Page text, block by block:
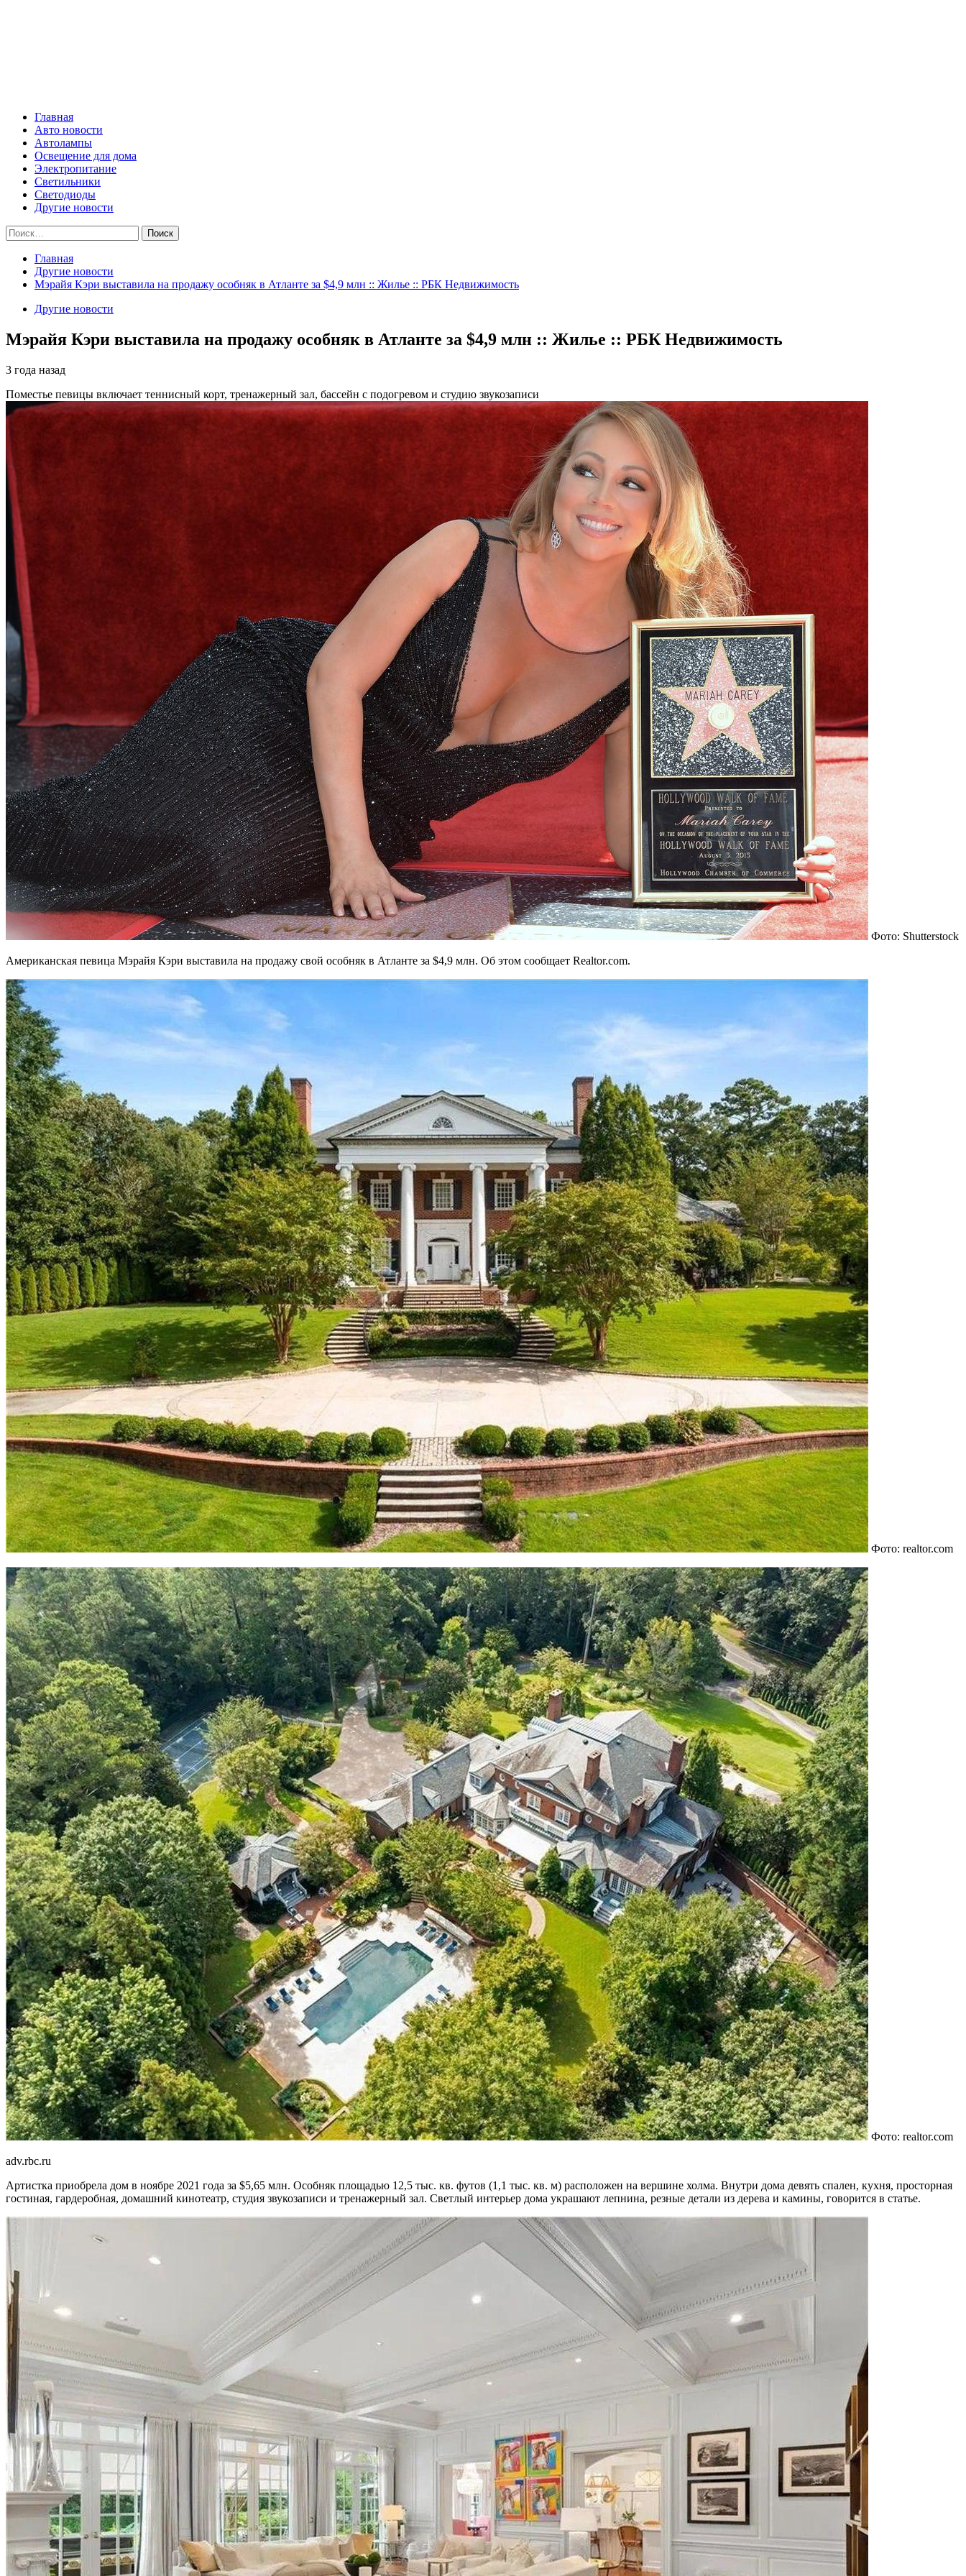
Главная
Авто новости
Автолампы
Освещение для дома
Электропитание
Светильники
Светодиоды
Другие новости
Найти:
Главная
Другие новости
Мэрайя Кэри выставила на продажу особняк в Атланте за $4,9 млн :: Жилье :: РБК Недвижимость
Другие новости
Мэрайя Кэри выставила на продажу особняк в Атланте за $4,9 млн :: Жилье :: РБК Недвижимость
3 года назад
Поместье певицы включает теннисный корт, тренажерный зал, бассейн с подогревом и студию звукозаписи
Фото: Shutterstock
Американская певица Мэрайя Кэри выставила на продажу свой особняк в Атланте за $4,9 млн. Об этом сообщает Realtor.com.
Фото: realtor.com
Фото: realtor.com
adv.rbc.ru
Артистка приобрела дом в ноябре 2021 года за $5,65 млн. Особняк площадью 12,5 тыс. кв. футов (1,1 тыс. кв. м) расположен на вершине холма. Внутри дома девять спален, кухня, просторная
гостиная, гардеробная, домашний кинотеатр, студия звукозаписи и тренажерный зал. Светлый интерьер дома украшают лепнина, резные детали из дерева и камины, говорится в статье.